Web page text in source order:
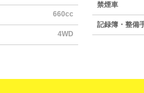
660cc
4WD
禁煙車
記録簿・整備